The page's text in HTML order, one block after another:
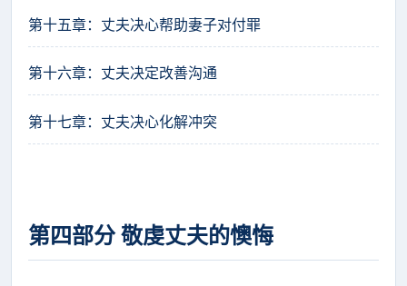
第十五章：丈夫决心帮助妻子对付罪
第十六章：丈夫决定改善沟通
第十七章：丈夫决心化解冲突
第四部分 敬虔丈夫的懊悔